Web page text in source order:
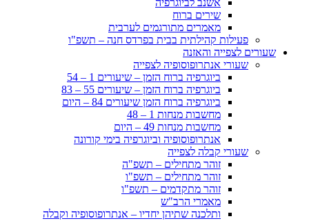
אשנב לביוגרפיה
שירים ברוח
מאמרים מתורגמים לערבית
פעילות קהילתית בבית בפרדס חנה – תשפ"ו
שעורים לצפייה והאזנה
שעורי אנתרופוסופיה לצפייה
ביוגרפיה ברוח הזמן – שיעורים 1 – 54
ביוגרפיה ברוח הזמן – שיעורים 55 – 83
ביוגרפיה ברוח הזמן שיעורים 84 – היום
מחשבות מנחות 1 – 48
מחשבות מנחות 49 – היום
אנתרופוסופיה וביוגרפיה בימי קורונה
שעורי קבלה לצפייה
זוהר מתחילים – תשפ"ה
זוהר מתחילים – תשפ"ו
זוהר מתקדמים – תשפ"ו
מאמרי הרב"ש
ותלכנה שתיהן יחדיו – אנתרופוסופיה וקבלה